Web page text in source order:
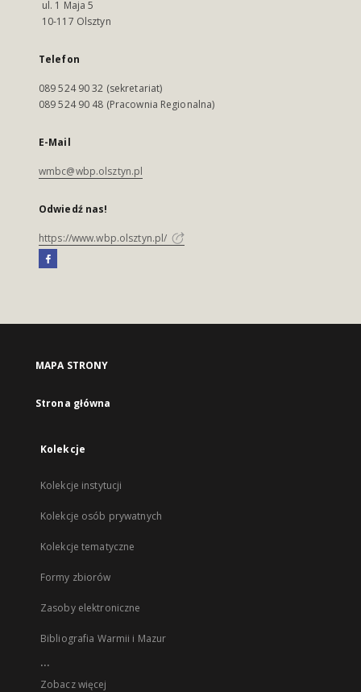
ul. 1 Maja 5
10-117 Olsztyn
Telefon
089 524 90 32 (sekretariat)
089 524 90 48 (Pracownia Regionalna)
E-Mail
wmbc@wbp.olsztyn.pl
Odwiedź nas!
https://www.wbp.olsztyn.pl/
MAPA STRONY
Strona główna
Kolekcje
Kolekcje instytucji
Kolekcje osób prywatnych
Kolekcje tematyczne
Formy zbiorów
Zasoby elektroniczne
Bibliografia Warmii i Mazur
...
Zobacz więcej